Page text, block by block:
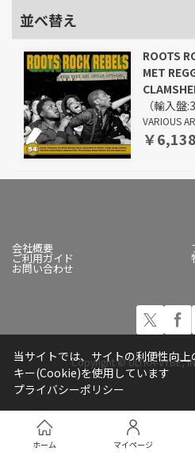
ホーム マイページ
並べ替え
ROOTS
MET
（輸入盤
VARIOUS
￥6,138
会社概要
ご利用ガイド
お問い合わせ
Copyright © ULTRA-VYBE,
当サイトでは、サイトの利便性向上
キー(Cookie)を使用しています
プライバシーポリシー